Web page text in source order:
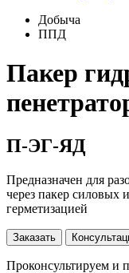
Добыча
ППД
Пакер
П-ЭГ-ЯД
Предназначен для
через пакер силовых
герметизацией
Заказать
Проконсультируем и